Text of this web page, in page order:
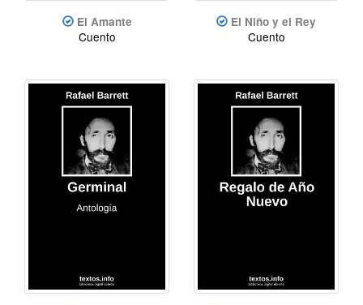
El Amante
Cuento
El Niño y el Rey
Cuento